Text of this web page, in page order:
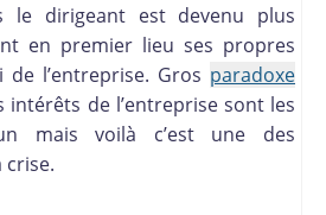
le dirigeant est devenu plus
en premier lieu ses propres
l’entreprise. Gros paradoxe
intérêts de l’entreprise sont les
mais voilà c’est une des
crise.